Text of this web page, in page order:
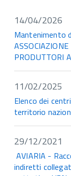
14/04/2026
Mantenimento
PRODUTTORI
11/02/2025
Elenco dei
territorio
29/12/2021
AVIARIA -
indiretti